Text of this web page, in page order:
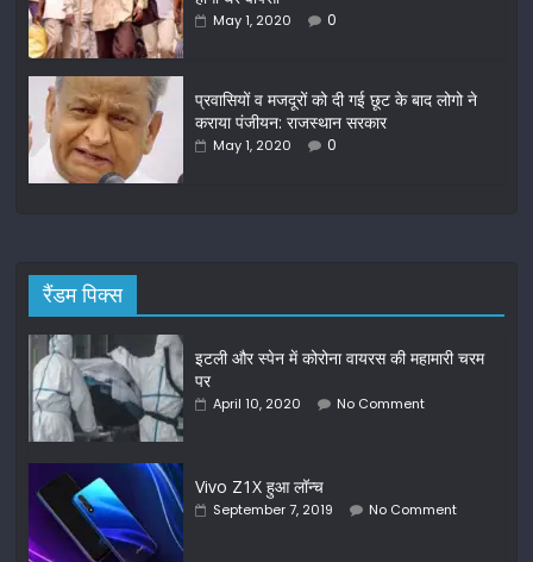
k May 1, 2020 0
प्रवासियों व मजदूरों को दी गई छूट के बाद लोगो ने
कराया पंजीयन: राजस्थान सरकार
May 1, 2020 0
रैंडम पिक्स
इटली और स्पेन में कोरोना वायरस की महामारी चरम
पर
April 10, 2020 No Comment
Vivo Z1X हुआ लॉन्च
September 7, 2019 No Comment